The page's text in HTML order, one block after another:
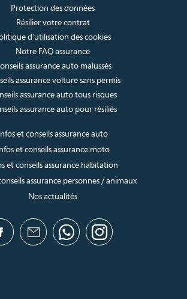
Protection des données
Résilier votre contrat
d’utilisation des cookies
Notre FAQ assurance
assurance auto malussés
assurance voiture sans permis
assurance auto tous risques
assurance auto pour résiliés
et conseils assurance auto
et conseils assurance moto
et conseils assurance habitation
assurance personnes / animaux
Nos actualités